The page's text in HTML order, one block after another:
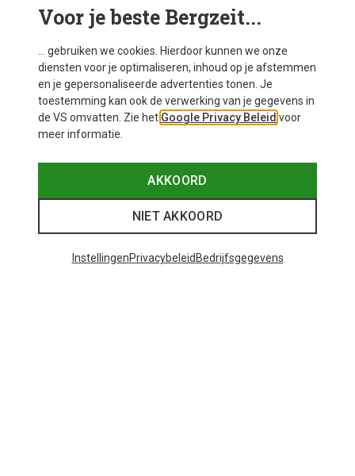
Swift LT Hoofdlamp
reima
Kinderen Kiritin Schoenen
€ 91,20
Voor je beste Bergzeit...
... gebruiken we cookies. Hierdoor kunnen we onze
diensten voor je optimaliseren, inhoud op je afstemmen
en je gepersonaliseerde advertenties tonen. Je
toestemming kan ook de verwerking van je gegevens in
de VS omvatten. Zie het Google Privacy Beleid voor
meer informatie.
AKKOORD
NIET AKKOORD
InstellingenPrivacybeleid Bedrijfsgegevens